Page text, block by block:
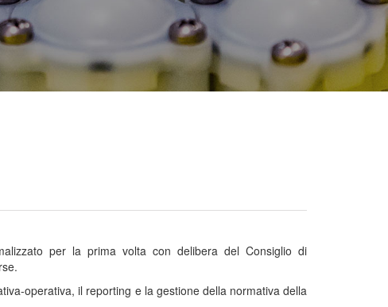
per la prima volta con delibera del Consiglio di
operativa, il reporting e la gestione della normativa della